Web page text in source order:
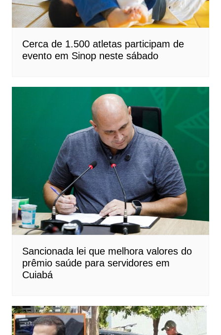
Cerca de 1.500 atletas participam de
evento em Sinop neste sábado
Sancionada lei que melhora valores do
prêmio saúde para servidores em
Cuiabá